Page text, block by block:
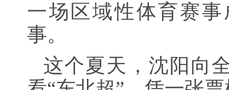
一场区域性体育赛
事。
这个夏天，沈阳向